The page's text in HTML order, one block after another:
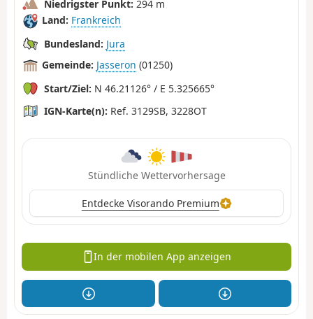
Niedrigster Punkt: 294 m
Land: Frankreich
Bundesland: Jura
Gemeinde: Jasseron (01250)
Start/Ziel: N 46.21126° / E 5.325665°
IGN-Karte(n): Ref. 3129SB, 3228OT
Stündliche Wettervorhersage
Entdecke Visorando Premium
In der mobilen App anzeigen